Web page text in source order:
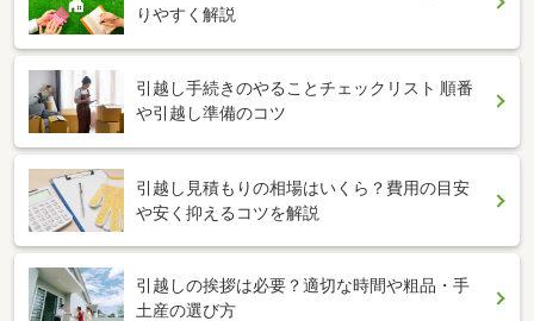
りやすく解説
引越し手続きのやることチェックリスト 順番
や引越し準備のコツ
引越し見積もりの相場はいくら？費用の目安
や安く抑えるコツを解説
引越しの挨拶は必要？適切な時間や粗品・手
土産の選び方